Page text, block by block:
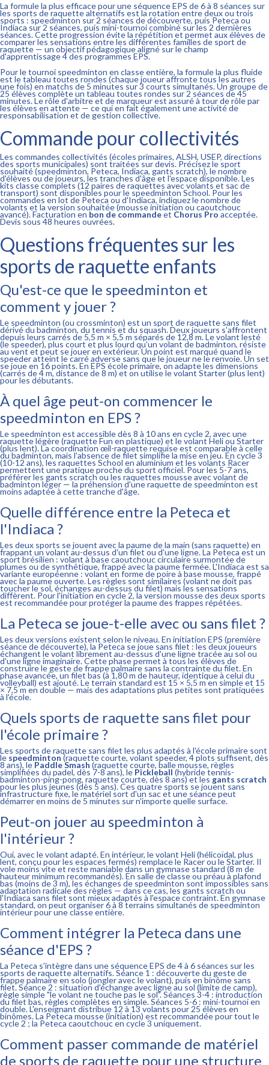
La formule la plus efficace pour une séquence EPS de 6 à 8 séances sur
les sports de raquette alternatifs est la rotation entre deux ou trois
sports : speedminton sur 2 séances de découverte, puis Peteca ou
Indiaca sur 2 séances, puis mini-tournoi combiné sur les 2 dernières
séances. Cette progression évite la répétition et permet aux élèves de
comparer les sensations entre les différentes familles de sport de
raquette — un objectif pédagogique aligné sur le champ
d'apprentissage 4 des programmes EPS.
Pour le tournoi speedminton en classe entière, la formule la plus fluide
est le tableau toutes rondes (chaque joueur affronte tous les autres
une fois) en matchs de 5 minutes sur 3 courts simultanés. Un groupe de
25 élèves complète un tableau toutes rondes sur 2 séances de 45
minutes. Le rôle d'arbitre et de marqueur est assuré à tour de rôle par
les élèves en attente — ce qui en fait également une activité de
responsabilisation et de gestion collective.
Commande pour collectivités
Les commandes collectivités (écoles primaires, ALSH, USEP, directions
des sports municipales) sont traitées sur devis. Précisez le sport
souhaité (speedminton, Peteca, Indiaca, gants scratch), le nombre
d'élèves ou de joueurs, les tranches d'âge et l'espace disponible. Les
kits classe complets (12 paires de raquettes avec volants et sac de
transport) sont disponibles pour le speedminton School. Pour les
commandes en lot de Peteca ou d'Indiaca, indiquez le nombre de
volants et la version souhaitée (mousse initiation ou caoutchouc
avancé). Facturation en bon de commandeet Chorus Pro acceptée.
Devis sous 48 heures ouvrées.
Questions fréquentes sur les
sports de raquette enfants
Qu'est-ce que le speedminton et
comment y jouer ?
Le speedminton (ou crossminton) est un sport de raquette sans filet
dérivé du badminton, du tennis et du squash. Deux joueurs s'affrontent
depuis leurs carrés de 5,5 m × 5,5 m séparés de 12,8 m. Le volant lesté
(le speeder), plus court et plus lourd qu'un volant de badminton, résiste
au vent et peut se jouer en extérieur. Un point est marqué quand le
speeder atteint le carré adverse sans que le joueur ne le renvoie. Un set
se joue en 16 points. En EPS école primaire, on adapte les dimensions
(carrés de 4 m, distance de 8 m) et on utilise le volant Starter (plus lent)
pour les débutants.
À quel âge peut-on commencer le
speedminton en EPS ?
Le speedminton est accessible dès 8 à 10 ans en cycle 2, avec une
raquette légère (raquette Fun en plastique) et le volant Heli ou Starter
(plus lent). La coordination œil-raquette requise est comparable à celle
du badminton, mais l'absence de filet simplifie la mise en jeu. En cycle 3
(10-12 ans), les raquettes School en aluminium et les volants Racer
permettent une pratique proche du sport officiel. Pour les 5-7 ans,
préférer les gants scratch ou les raquettes mousse avec volant de
badminton léger — la préhension d'une raquette de speedminton est
moins adaptée à cette tranche d'âge.
Quelle différence entre la Peteca et
l'Indiaca ?
Les deux sports se jouent avec la paume de la main (sans raquette) en
frappant un volant au-dessus d'un filet ou d'une ligne. La Peteca est un
sport brésilien : volant à base caoutchouc circulaire surmontée de
plumes ou de synthétique, frappé avec la paume fermée. L'Indiaca est sa
variante européenne : volant en forme de poire à base mousse, frappé
avec la paume ouverte. Les règles sont similaires (volant ne doit pas
toucher le sol, échanges au-dessus du filet) mais les sensations
diffèrent. Pour l'initiation en cycle 2, la version mousse des deux sports
est recommandée pour protéger la paume des frappes répétées.
La Peteca se joue-t-elle avec ou sans filet ?
Les deux versions existent selon le niveau. En initiation EPS (première
séance de découverte), la Peteca se joue sans filet : les deux joueurs
échangent le volant librement au-dessus d'une ligne tracée au sol ou
d'une ligne imaginaire. Cette phase permet à tous les élèves de
construire le geste de frappe palmaire sans la contrainte du filet. En
phase avancée, un filet bas (à 1,80 m de hauteur, identique à celui du
volleyball) est ajouté. Le terrain standard est 15 × 5,5 m en simple et 15
× 7,5 m en double — mais des adaptations plus petites sont pratiquées
à l'école.
Quels sports de raquette sans filet pour
l'école primaire ?
Les sports de raquette sans filet les plus adaptés à l'école primaire sont
le speedminton (raquette courte, volant speeder, 4 plots suffisent, dès
8 ans), le Paddle Smash (raquette courte, balle mousse, règles
simplifiées du padel, dès 7-8 ans), le Pickleball (hybride tennis-
badminton-ping-pong, raquette courte, dès 8 ans) et les gants scratch
pour les plus jeunes (dès 5 ans). Ces quatre sports se jouent sans
infrastructure fixe, le matériel sort d'un sac et une séance peut
démarrer en moins de 5 minutes sur n'importe quelle surface.
Peut-on jouer au speedminton à
l'intérieur ?
Oui, avec le volant adapté. En intérieur, le volant Heli (hélicoïdal, plus
lent, conçu pour les espaces fermés) remplace le Racer ou le Starter. Il
vole moins vite et reste maniable dans un gymnase standard (8 m de
hauteur minimum recommandés). En salle de classe ou préau à plafond
bas (moins de 3 m), les échanges de speedminton sont impossibles sans
adaptation radicale des règles — dans ce cas, les gants scratch ou
l'Indiaca sans filet sont mieux adaptés à l'espace contraint. En gymnase
standard, on peut organiser 6 à 8 terrains simultanés de speedminton
intérieur pour une classe entière.
Comment intégrer la Peteca dans une
séance d'EPS ?
La Peteca s'intègre dans une séquence EPS de 4 à 6 séances sur les
sports de raquette alternatifs. Séance 1 : découverte du geste de
frappe palmaire en solo (jongler avec le volant), puis en binôme sans
filet. Séance 2 : situation d'échange avec ligne au sol (limite de camp),
règle simple "le volant ne touche pas le sol". Séances 3-4 : introduction
du filet bas, règles complètes en simple. Séances 5-6 : mini-tournoi en
double. L'enseignant distribue 12 à 13 volants pour 25 élèves en
binômes. La Peteca mousse (initiation) est recommandée pour tout le
cycle 2 ; la Peteca caoutchouc en cycle 3 uniquement.
Comment passer commande de matériel
de sports de raquette pour une structure